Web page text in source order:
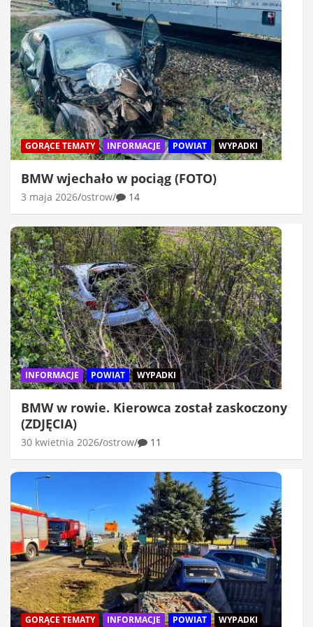
GORĄCE TEMATY INFORMACJE POWIAT WYPADKI
BMW wjechało w pociąg (FOTO)
3 maja 2026 ostrow 14
INFORMACJE POWIAT WYPADKI
BMW w rowie. Kierowca został zaskoczony
(ZDJĘCIA)
30 kwietnia 2026 ostrow 11
GORĄCE TEMATY INFORMACJE POWIAT WYPADKI